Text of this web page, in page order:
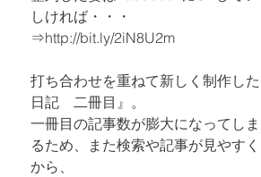
しければ・・・
⇒http://bit.ly/2iN8U2m
打ち合わせを重ねて新しく制作し
日記　二冊目』。
一冊目の記事数が膨大になってし
るため、また検索や記事が見やす
から、